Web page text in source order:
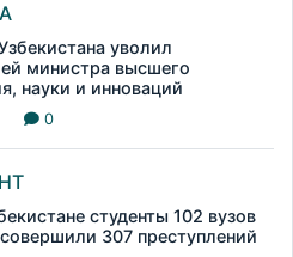
уволил
министра высшего
науки и инноваций
0
студенты 102 вузов
307 преступлений